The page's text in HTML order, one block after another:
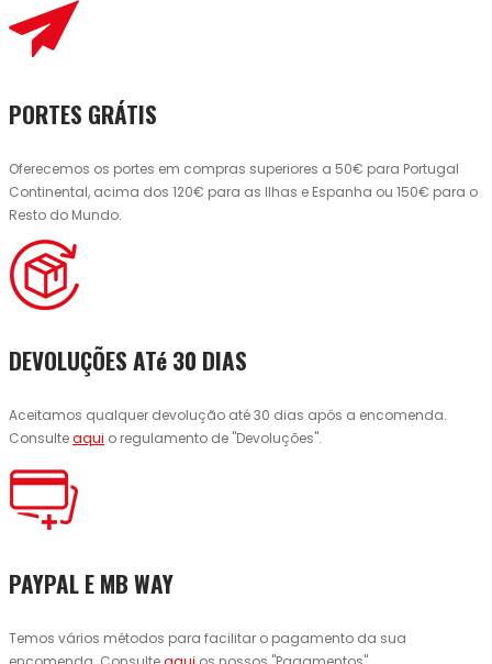
PORTES GRÁTIS
Oferecemos os portes em compras superiores a 50€ para Portugal
Continental, acima dos 120€ para as Ilhas e Espanha ou 150€ para o
Resto do Mundo.
DEVOLUÇÕES ATé 30 DIAS
Aceitamos qualquer devolução até 30 dias após a encomenda.
Consulteaqui o regulamento de "Devoluções".
PAYPAL E MB WAY
Temos vários métodos para facilitar o pagamento da sua